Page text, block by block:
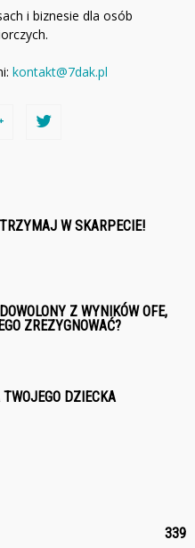
i biznesie dla osób
kontakt@7dak.pl
W SKARPECIE!
Z WYNIKÓW OFE,
ZREZYGNOWAĆ?
DZIECKA
339